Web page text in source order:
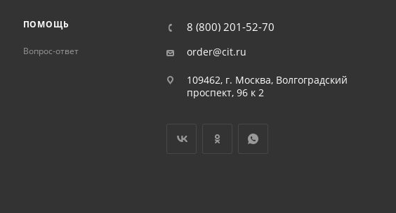
ПОМОЩЬ
Вопрос-ответ
8 (800) 201-52-70
order@cit.ru
109462, г. Москва, Волгоградский
проспект, 96 к 2